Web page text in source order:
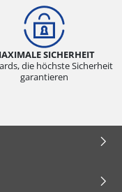
SICHERHEIT
die höchste Sicherheit
garantieren